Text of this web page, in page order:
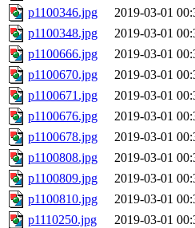
p1100346.jpg
2019-03-01
p1100348.jpg
2019-03-01
p1100666.jpg
2019-03-01
p1100670.jpg
2019-03-01
p1100671.jpg
2019-03-01
p1100676.jpg
2019-03-01
p1100678.jpg
2019-03-01
p1100808.jpg
2019-03-01
p1100809.jpg
2019-03-01
p1100810.jpg
2019-03-01
p1110250.jpg
2019-03-01